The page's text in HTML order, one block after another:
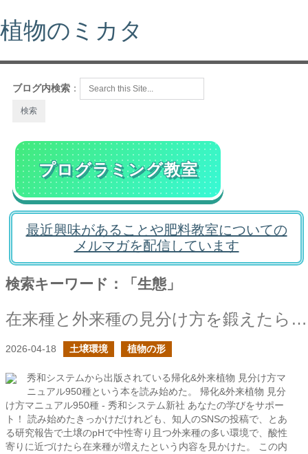
植物のミカタ
ブログ内検索 ：
プログラミング教室
最近興味があることや肥料教室についての
メルマガを配信しています
検索キーワード：「生態」
在来種と外来種の見分け方を鍛えたら、見えてくるものが変わってくるかも
2026-04-18 土壌環境 植物の形
秀和システムから出版されている帰化&外来植物 見分け方マ
ニュアル950種という本を読み始めた。 帰化&外来植物 見分
け方マニュアル950種 - 秀和システム新社 あなたの学びをサポー
ト！ 読み始めたきっかけだけれども、知人のSNSの投稿で、とあ
る研究報告で土壌のpHで中性寄り且つ外来種の多い環境で、酸性
寄りに近づけたら在来種が増えたという内容を見かけた。 この内